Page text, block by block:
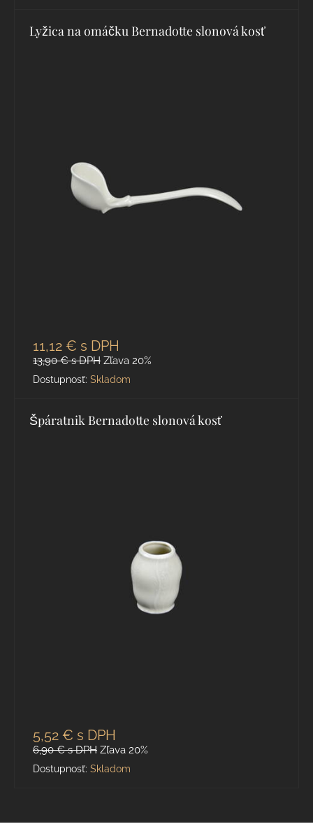
Lyžica na omáčku Bernadotte slonová kosť
11,12 € s DPH
13,90 €s DPH Zľava 20%
Dostupnosť: Skladom
Špáratnik Bernadotte slonová kosť
5,52 € s DPH
6,90 €s DPH Zľava 20%
Dostupnosť: Skladom